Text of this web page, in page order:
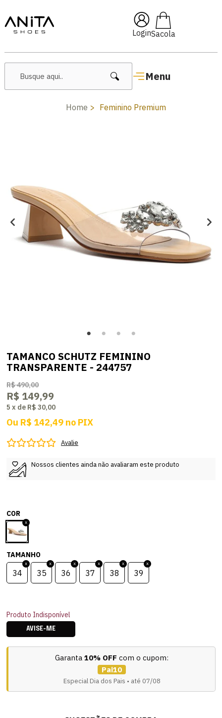
Login
Menu
🔥 Lançamentos Femininos
Home Feminino Premium
TAMANCO SCHUTZ FEMININO
TRANSPARENTE - 244757
R$ 490,00
R$ 149,99
5 x de R$ 30,00
Ou R$ 142,49 no PIX
Avalie
Nossos clientes ainda não avaliaram este produto
COR
TAMANHO
34 35 36 37 38 39
Produto Indisponível
AVISE-ME
Garanta 10% OFF com o cupom:
Pai10
Especial Dia dos Pais • até 07/08